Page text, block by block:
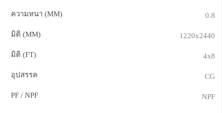
ความหนา (MM) 0.8
มิติ (MM) 1220x2440
มิติ (FT) 4x8
อุปสรรค CG
PF / NPF NPF